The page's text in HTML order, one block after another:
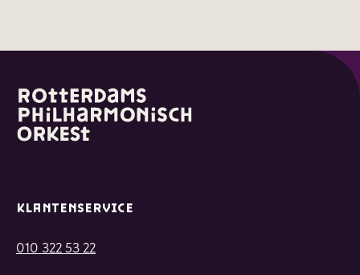
KLANTENSERVICE
010 322 53 22